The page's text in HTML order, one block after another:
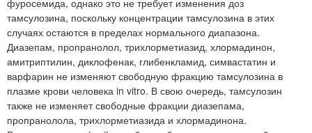
тамсулозина, поскольку концентрации тамсулозина в этих
случаях остаются в пределах нормального диапазона.
Диазепам, пропранолол, трихлорметиазид, хлормадинон,
амитриптилин, диклофенак, глибенкламид, симвастатин и
варфарин не изменяют свободную фракцию тамсулозина в
плазме крови человека in vitro. В свою очередь, тамсулозин
также не изменяет свободные фракции диазепама,
пропранолола, трихлорметиазида и хлормадинона.